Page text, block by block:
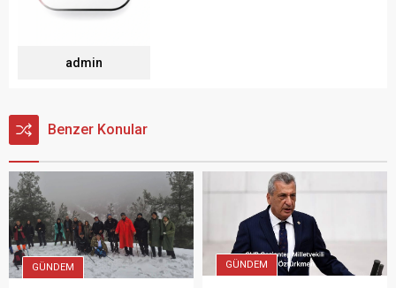
admin
Benzer Konular
GÜNDEM GÜNDEM